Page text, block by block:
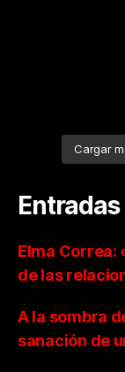
Cargar
Elma Correa:
de las
A la sombra
sanación de